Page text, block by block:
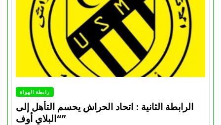
رابطة الهواة
الرابطة الثانية : اتحاد الحراش يحسم التأهل إلى
“البلاي أوف”